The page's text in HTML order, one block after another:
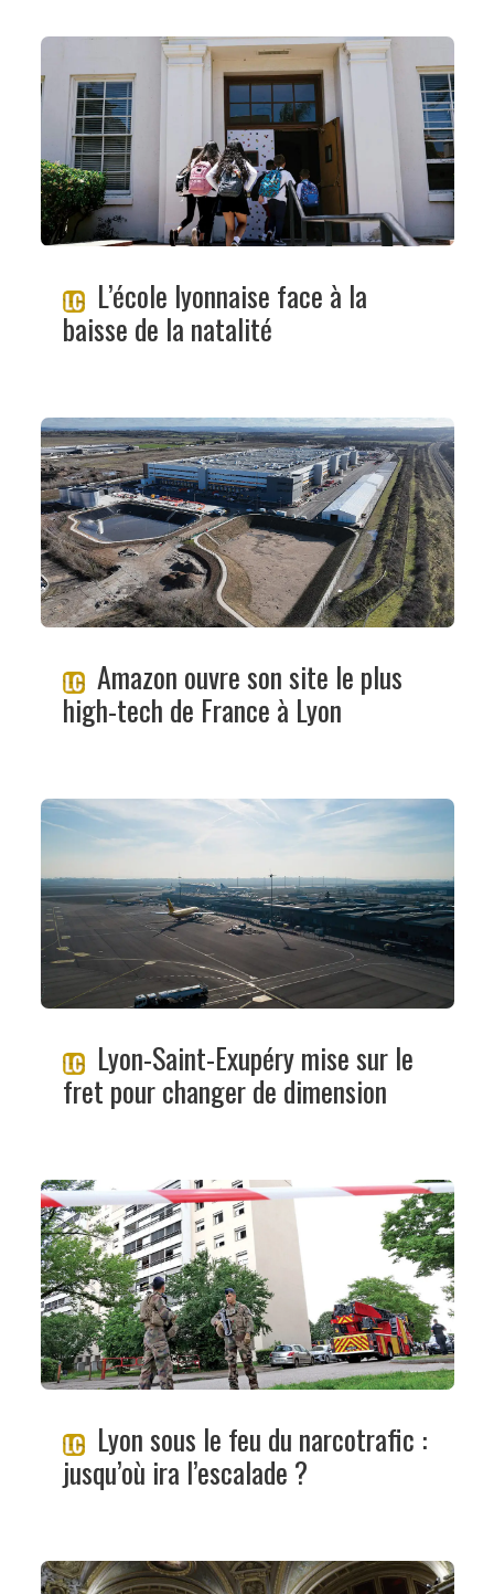
L’école lyonnaise face à la
baisse de la natalité
Amazon ouvre son site le plus
high-tech de France à Lyon
Lyon-Saint-Exupéry mise sur le
fret pour changer de dimension
Lyon sous le feu du narcotrafic :
jusqu’où ira l’escalade ?